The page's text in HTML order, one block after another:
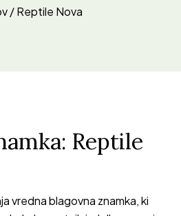
/ Reptile Nova
Reptile
vredna blagovna znamka, ki